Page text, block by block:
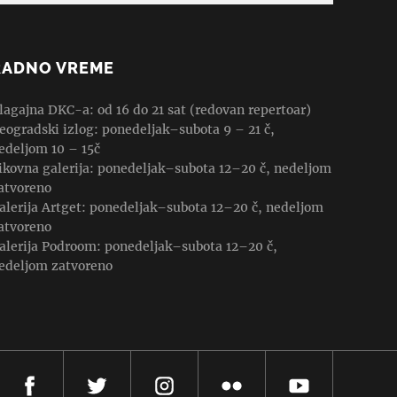
VREME
DKC-a: od 16 do 21 sat (redovan repertoar)
izlog: ponedeljak–subota 9 – 21 č,
10 – 15č
galerija: ponedeljak–subota 12–20 č, nedeljom
Artget: ponedeljak–subota 12–20 č, nedeljom
Podroom: ponedeljak–subota 12–20 č,
zatvoreno